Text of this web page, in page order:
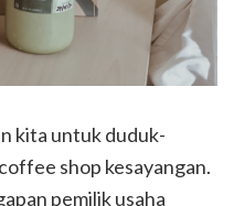
kita untuk duduk-
shop kesayangan.
pemilik usaha